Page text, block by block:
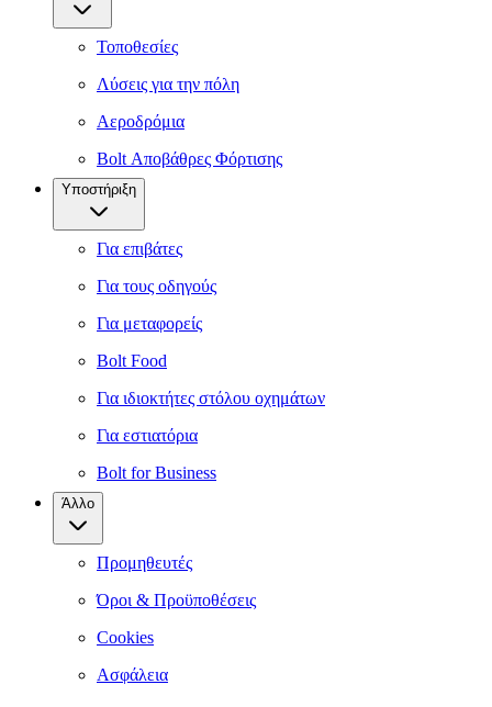
Τοποθεσίες
Λύσεις για την πόλη
Αεροδρόμια
Bolt Αποβάθρες Φόρτισης
Υποστήριξη
Για επιβάτες
Για τους οδηγούς
Για μεταφορείς
Bolt Food
Για ιδιοκτήτες στόλου οχημάτων
Για εστιατόρια
Bolt for Business
Άλλο
Προμηθευτές
Όροι & Προϋποθέσεις
Cookies
Ασφάλεια